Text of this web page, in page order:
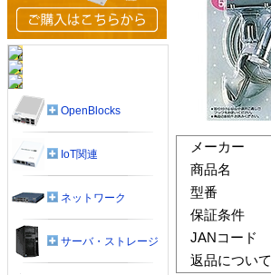
メーカー
商品名
型番
保証条件
JANコード
返品について
OpenBlocks
IoT関連
ネットワーク
サーバ・ストレージ